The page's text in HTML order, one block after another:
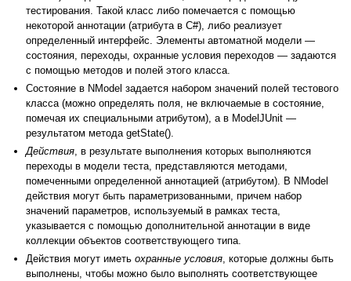
тестирования. Такой класс либо помечается с помощью
некоторой аннотации (атрибута в C#), либо реализует
определенный интерфейс. Элементы автоматной модели —
состояния, переходы, охранные условия переходов — задаются
с помощью методов и полей этого класса.
Состояние в NModel задается набором значений полей тестового
класса (можно определять поля, не включаемые в состояние,
помечая их специальными атрибутом), а в ModelJUnit —
результатом метода getState().
Действия, в результате выполнения которых выполняются
переходы в модели теста, представляются методами,
помеченными определенной аннотацией (атрибутом). В NModel
действия могут быть параметризованными, причем набор
значений параметров, используемый в рамках теста,
указывается с помощью дополнительной аннотации в виде
коллекции объектов соответствующего типа.
Действия могут иметь охранные условия, которые должны быть
выполнены, чтобы можно было выполнять соответствующее